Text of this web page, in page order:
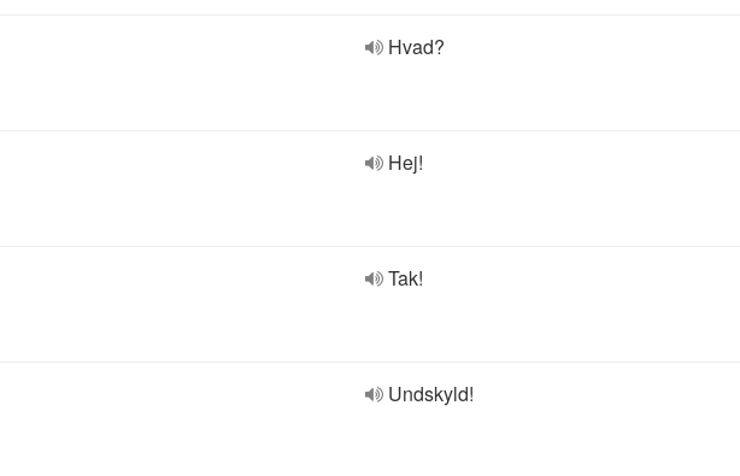
Hvad?
Hej!
Tak!
Undskyld!